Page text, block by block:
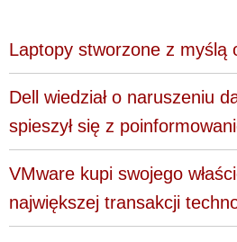
Laptopy stworzone z myślą
Dell wiedział o naruszeniu
spieszył się z
VMware kupi swojego
największej transakcji